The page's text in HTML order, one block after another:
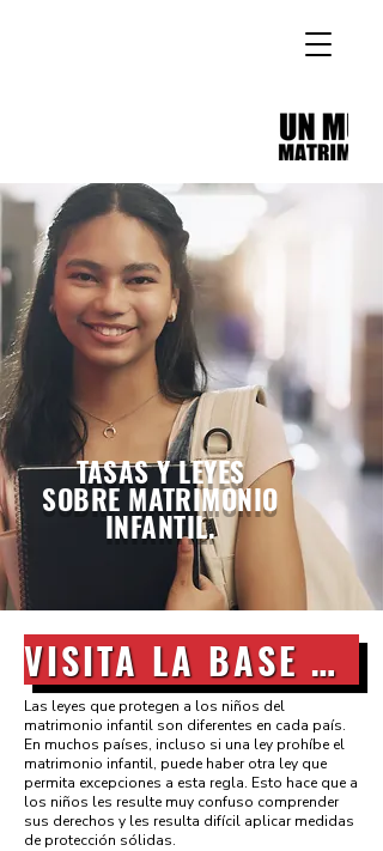
TASAS Y LEYES
SOBRE MATRIMONIO
INFANTIL.
VISITA LA BASE DE DATOS
Las leyes que protegen a los niños del
matrimonio infantil son diferentes en cada país.
En muchos países, incluso si una ley prohíbe el
matrimonio infantil, puede haber otra ley que
permita excepciones a esta regla. Esto hace que a
los niños les resulte muy confuso comprender
sus derechos y les resulta difícil aplicar medidas
de protección sólidas.